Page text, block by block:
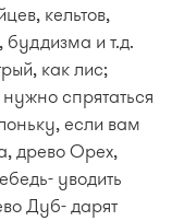
кельтов,
и т.д.
как лис;
спрятаться
если вам
древо Орех,
уводить
Дуб- дарят